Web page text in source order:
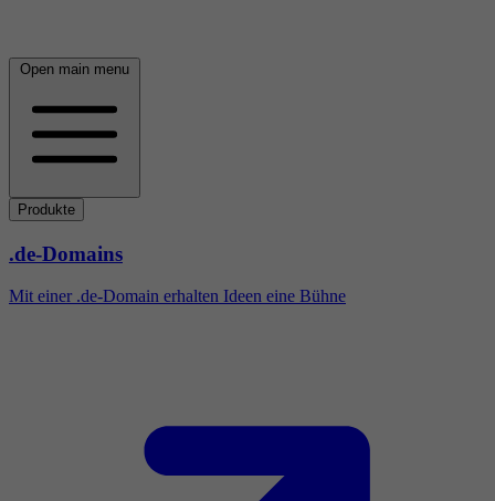
Open main menu
Produkte
.de-Domains
Mit einer .de-Domain erhalten Ideen eine Bühne